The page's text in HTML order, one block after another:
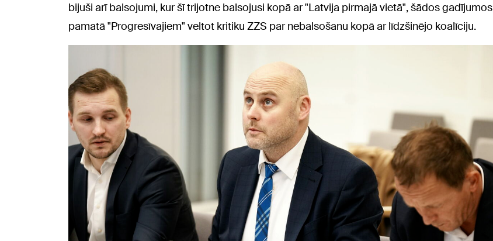
bijuši arī balsojumi, kur šī trijotne balsojusi kopā ar "Latvija pirmajā vietā", šādos gadījumos
pamatā "Progresīvajiem" veltot kritiku ZZS par nebalsošanu kopā ar līdzšinējo koalīciju.